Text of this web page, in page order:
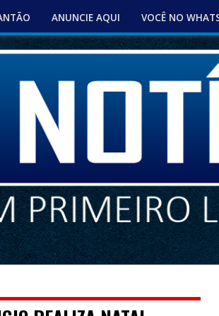
ANUNCIE AQUI VOCÊ NO